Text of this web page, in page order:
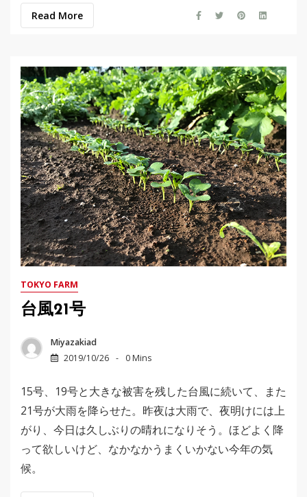
Read More
TOKYO FARM
台風21号
Miyazakiad
2019/10/26
0 Mins
15号、19号と大きな被害を残した台風に続いて、また
21号が大雨を降らせた。昨夜は大雨で、夜明けには上
がり、今日は久しぶりの晴れになりそう。ほどよく降
って欲しいけど、なかなかうまくいかない今年の気
候。